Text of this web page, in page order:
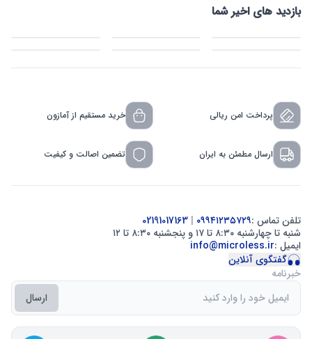
بازدید های اخیر شما
پرداخت امن ریالی خرید مستقیم از آمازون
ارسال مطمئن به ایران تضمین اصالت و کیفیت
تلفن تماس :۰۹۹۴۱۲۳۵۷۲۹ |
شنبه تا چهارشنبه ۸:۳۰ تا ۱۷ و پنجشنبه ۸:۳۰ تا ۱۲
ایمیل :info@microless.ir
گفتگوی آنلاین
خبرنامه
ارسال